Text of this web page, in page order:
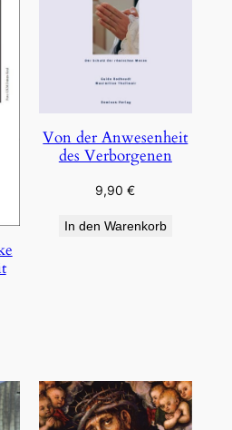
Von der Anwesenheit
des Verborgenen
9,90€
In den Warenkorb